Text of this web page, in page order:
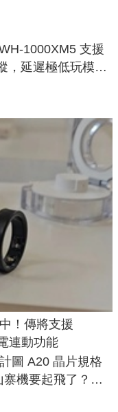
1000XM5 支援
，延遲極低玩模擬
！傳將支援
連動功能
圖 A20 晶片規格
機要起飛了？專